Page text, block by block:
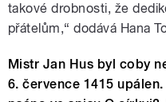
takové drobnosti, že
přátelům,“ dodává Hana
Mistr Jan Hus byl coby
6. července 1415